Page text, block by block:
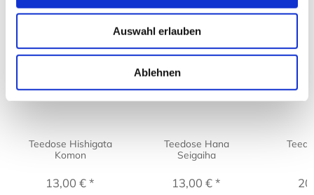
Auswahl erlauben
Ablehnen
Kunden kauften auch:
Teedose Hishigata
Komon
13,00 € *
Teedose Hana
Seigaiha
13,00 € *